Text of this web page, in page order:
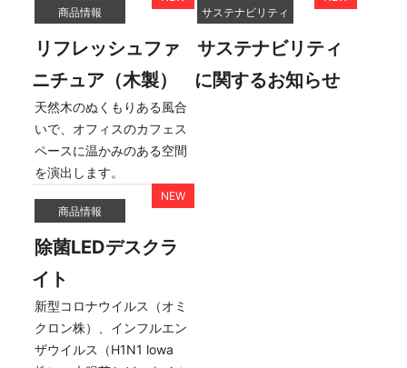
商品情報
リフレッシュファ
ニチュア（木製）
天然木のぬくもりある風合
いで、オフィスのカフェス
ペースに温かみのある空間
を演出します。
サステナビリティ
サステナビリティ
に関するお知らせ
商品情報
除菌LEDデスクラ
イト
新型コロナウイルス（オミ
クロン株）、インフルエン
ザウイルス（H1N1 lowa